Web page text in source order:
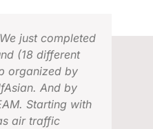
We just completed
(18 different
organized by
And by
Starting with
air traffic